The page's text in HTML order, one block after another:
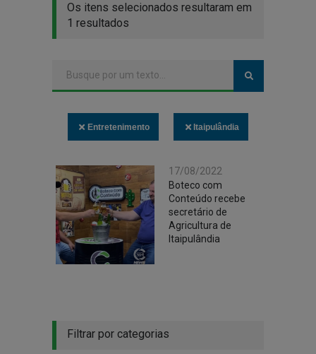
Os itens selecionados resultaram em
1 resultados
Entretenimento Itaipulândia
17/08/2022
Boteco com
Conteúdo recebe
secretário de
Agricultura de
Itaipulândia
Filtrar por categorias